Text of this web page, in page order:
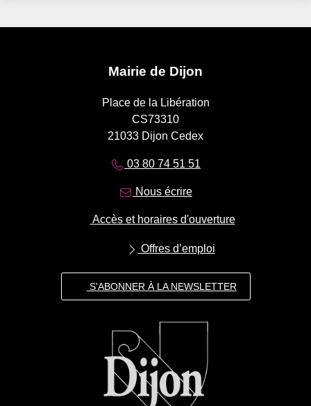
Mairie de Dijon
Place de la Libération
CS73310
21033 Dijon Cedex
03 80 74 51 51
Nous écrire
Accès et horaires d'ouverture
Offres d’emploi
S'ABONNER À LA NEWSLETTER